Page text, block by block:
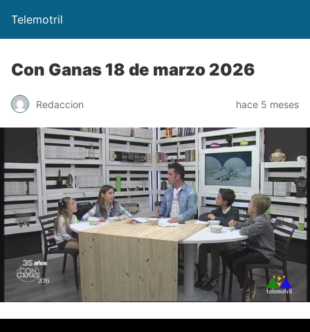
Telemotril
Con Ganas 18 de marzo 2026
Redaccion hace 5 meses